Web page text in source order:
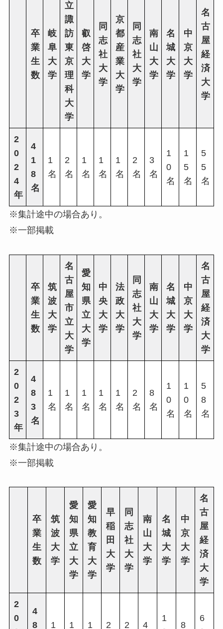
卒
業
生
数
岐
阜
大
学
立
諏
訪
東
京
理
科
大
学
叡
啓
大
学
同
志
社
大
学
京
都
産
業
大
学
同
志
社
大
学
南
山
大
学
名
城
大
学
中
京
大
学
名
古
屋
経
済
大
学
2
0
2
4
年
4
1
8
名
1
名
2
名
1
名
1
名
1
名
2
名
3
名
1
0
名
1
5
名
5
5
名
※集計途中の場合あり。
※一部掲載
卒
業
生
数
筑
波
大
学
名
古
屋
市
立
大
学
愛
知
県
立
大
学
中
央
大
学
法
政
大
学
同
志
社
大
学
南
山
大
学
名
城
大
学
中
京
大
学
名
古
屋
経
済
大
学
2
0
2
3
年
4
8
3
名
1
名
1
名
1
名
1
名
1
名
2
名
8
名
1
0
名
1
0
名
5
8
名
※集計途中の場合あり。
※一部掲載
卒
業
生
数
筑
波
大
学
愛
知
県
立
大
学
愛
知
教
育
大
学
早
稲
田
大
学
同
志
社
大
学
南
山
大
学
名
城
大
学
中
京
大
学
名
古
屋
経
済
大
学
2
0
4
8
1
1
1
2
2
4
1
8
6